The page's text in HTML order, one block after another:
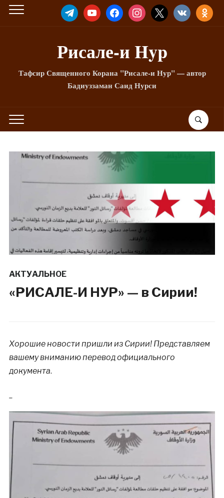
TELEGRAMYOUTUBEFACEBOOKINSTAGRAM
X VKONTAKTE
Рисале-и Hyp
Тафсир Священного Корана "Рисале-и Нур" — автор
Бадиуззаман Саид Нурси
АКТУАЛЬНОЕ
«РИСАЛЕ-И НУР» — в Сирии!
Хорошие новости пришли из Сирии! Представляем
вашему вниманию перевод официального
документа.